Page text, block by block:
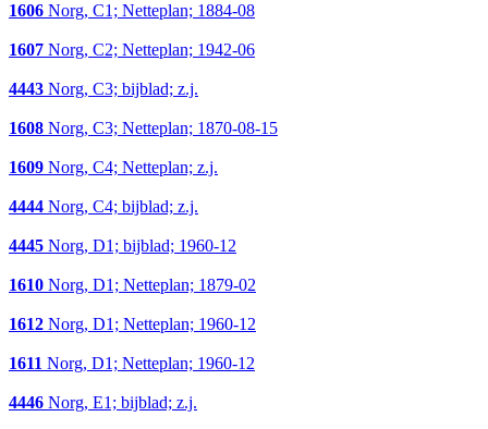
1606 Norg, C1; Netteplan; 1884-08
1607 Norg, C2; Netteplan; 1942-06
4443 Norg, C3; bijblad; z.j.
1608 Norg, C3; Netteplan; 1870-08-15
1609 Norg, C4; Netteplan; z.j.
4444 Norg, C4; bijblad; z.j.
4445 Norg, D1; bijblad; 1960-12
1610 Norg, D1; Netteplan; 1879-02
1612 Norg, D1; Netteplan; 1960-12
1611 Norg, D1; Netteplan; 1960-12
4446 Norg, E1; bijblad; z.j.